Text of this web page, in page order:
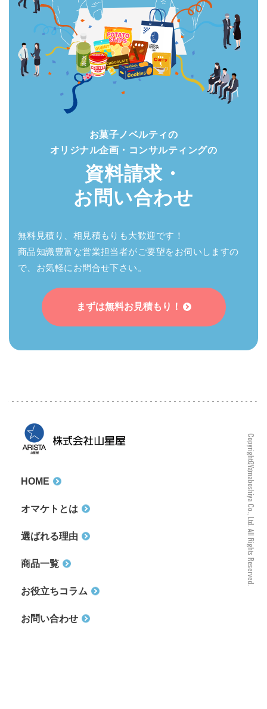
お菓子ノベルティの
オリジナル企画・ コンサルティングの
資料請求・
お問い合わせ
無料見積り、相見積もりも大歓迎です！
商品知識豊富な営業担当者がご要望をお伺いしますの
で、お気軽にお問合せ下さい。
まずは無料お見積もり！
HOME
オマケトとは
選ばれる理由
商品一覧
お役立ちコラム
お問い合わせ
Copyright（C）Yamaboshiya Co., Ltd. All Rights Reserved.